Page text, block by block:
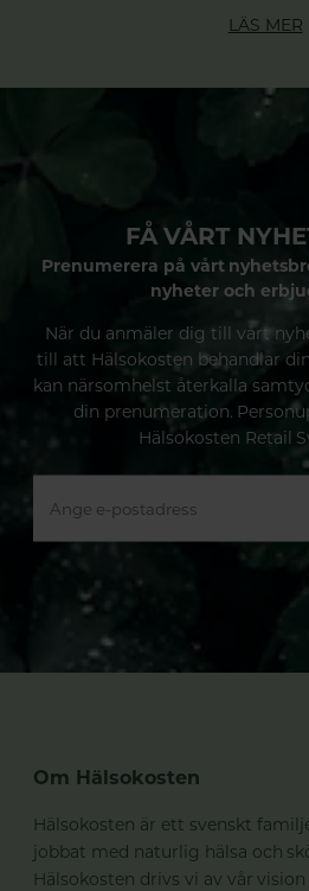
LÄS MER
FÅ VÅRT
Prenumerera på vårt
nyheter och
När du anmäler dig till vårt
till att Hälsokosten behandlar
kan närsomhelst återkalla
din prenumeration.
Hälsokosten Retail
Om Hälsokosten
Hälsokosten är ett svenskt
jobbat med naturlig hälsa och
Hälsokosten drivs vi av vår